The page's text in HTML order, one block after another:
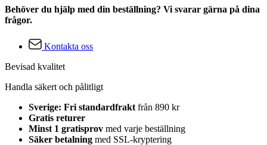
Behöver du hjälp med din beställning? Vi svarar gärna på dina
frågor.
Kontakta oss
Bevisad kvalitet
Handla säkert och pålitligt
Sverige: Fri standardfrakt från 890 kr
Gratis returer
Minst 1 gratisprov med varje beställning
Säker betalning med SSL-kryptering